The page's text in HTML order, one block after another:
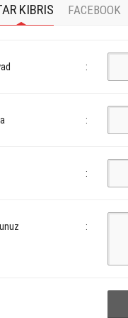
KIBRIS FACEBOOK
:
:
:
: